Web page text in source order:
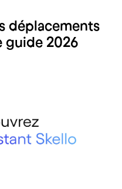
déplacements
guide 2026